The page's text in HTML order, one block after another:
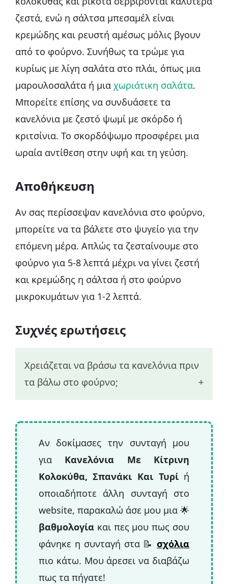
ζεστά, ενώ η σάλτσα μπεσαμέλ είναι
κρεμώδης και ρευστή αμέσως μόλις βγουν
από το φούρνο. Συνήθως τα τρώμε για
κυρίως με λίγη σαλάτα στο πλάι, όπως μια
μαρουλοσαλάτα ή μια χωριάτικη σαλάτα.
Μπορείτε επίσης να συνδυάσετε τα
κανελόνια με ζεστό ψωμί με σκόρδο ή
κριτσίνια. Το σκορδόψωμο προσφέρει μια
ωραία αντίθεση στην υφή και τη γεύση.
Αποθήκευση
Αν σας περίσσεψαν κανελόνια στο φούρνο,
μπορείτε να τα βάλετε στο ψυγείο για την
επόμενη μέρα. Απλώς τα ζεσταίνουμε στο
φούρνο για 5-8 λεπτά μέχρι να γίνει ζεστή
και κρεμώδης η σάλτσα ή στο φούρνο
μικροκυμάτων για 1-2 λεπτά.
Συχνές ερωτήσεις
Χρειάζεται να βράσω τα κανελόνια πριν
τα βάλω στο φούρνο;
Όταν φτιάχνετε κανελόνια στο φούρνο,
δεν χρειάζεται να προβράσετε τα
ζυμαρικά. Για να ψηθούν ομοιόμορφα τα
κανελόνια, πρέπει να προσθέσετε
υγρασία όπως σάλτσα ντομάτας ή γάλα
στον πάτο του ταψιού πριν
τοποθετήσετε τα γεμιστά κανελόνια
καθώς χρειάζονται αρκετό υγρό για να
ψηθούν ενώ βρίσκονται στο φούρνο. Για
να μην καούν και στεγνώσουν, θα
Αν δοκίμασες την συνταγή μου
για Κανελόνια Με Κίτρινη
Κολοκύθα, Σπανάκι Και Τυρίή
οποιαδήποτε άλλη συνταγή στο
website, παρακαλώ άσε μου μια 🌟
βαθμολογίακαι πες μου πως σου
φάνηκε η συνταγή στα 📝σχόλια
πιο κάτω. Μου άρεσει να διαβάζω
πως τα πήγατε!